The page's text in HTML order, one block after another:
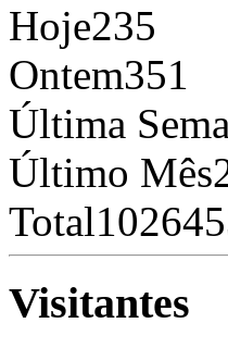
Hoje235
Ontem351
Última
Último Mês
Total
Visitantes